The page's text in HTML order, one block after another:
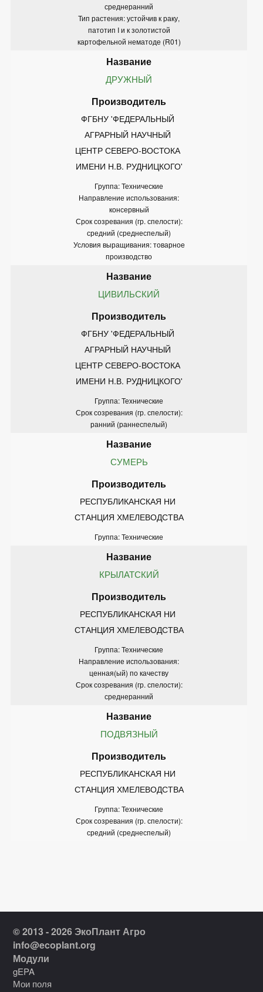
среднеранний
Тип растения: устойчив к раку,
патотип I и к золотистой
картофельной нематоде (R01)
ДРУЖНЫЙ
ФГБНУ 'ФЕДЕРАЛЬНЫЙ
АГРАРНЫЙ НАУЧНЫЙ
ЦЕНТР СЕВЕРО-ВОСТОКА
ИМЕНИ Н.В. РУДНИЦКОГО'
Группа: Технические
Направление использования:
консервный
Срок созревания (гр. спелости):
средний (среднеспелый)
Условия выращивания: товарное
производство
ЦИВИЛЬСКИЙ
ФГБНУ 'ФЕДЕРАЛЬНЫЙ
АГРАРНЫЙ НАУЧНЫЙ
ЦЕНТР СЕВЕРО-ВОСТОКА
ИМЕНИ Н.В. РУДНИЦКОГО'
Группа: Технические
Срок созревания (гр. спелости):
ранний (раннеспелый)
СУМЕРЬ
РЕСПУБЛИКАНСКАЯ НИ
СТАНЦИЯ ХМЕЛЕВОДСТВА
Группа: Технические
КРЫЛАТСКИЙ
РЕСПУБЛИКАНСКАЯ НИ
СТАНЦИЯ ХМЕЛЕВОДСТВА
Группа: Технические
Направление использования:
ценная(ый) по качеству
Срок созревания (гр. спелости):
среднеранний
ПОДВЯЗНЫЙ
РЕСПУБЛИКАНСКАЯ НИ
СТАНЦИЯ ХМЕЛЕВОДСТВА
Группа: Технические
Срок созревания (гр. спелости):
средний (среднеспелый)
© 2013 - 2026 ЭкоПлант Агро
info@ecoplant.org
Модули
gEPA
Мои поля